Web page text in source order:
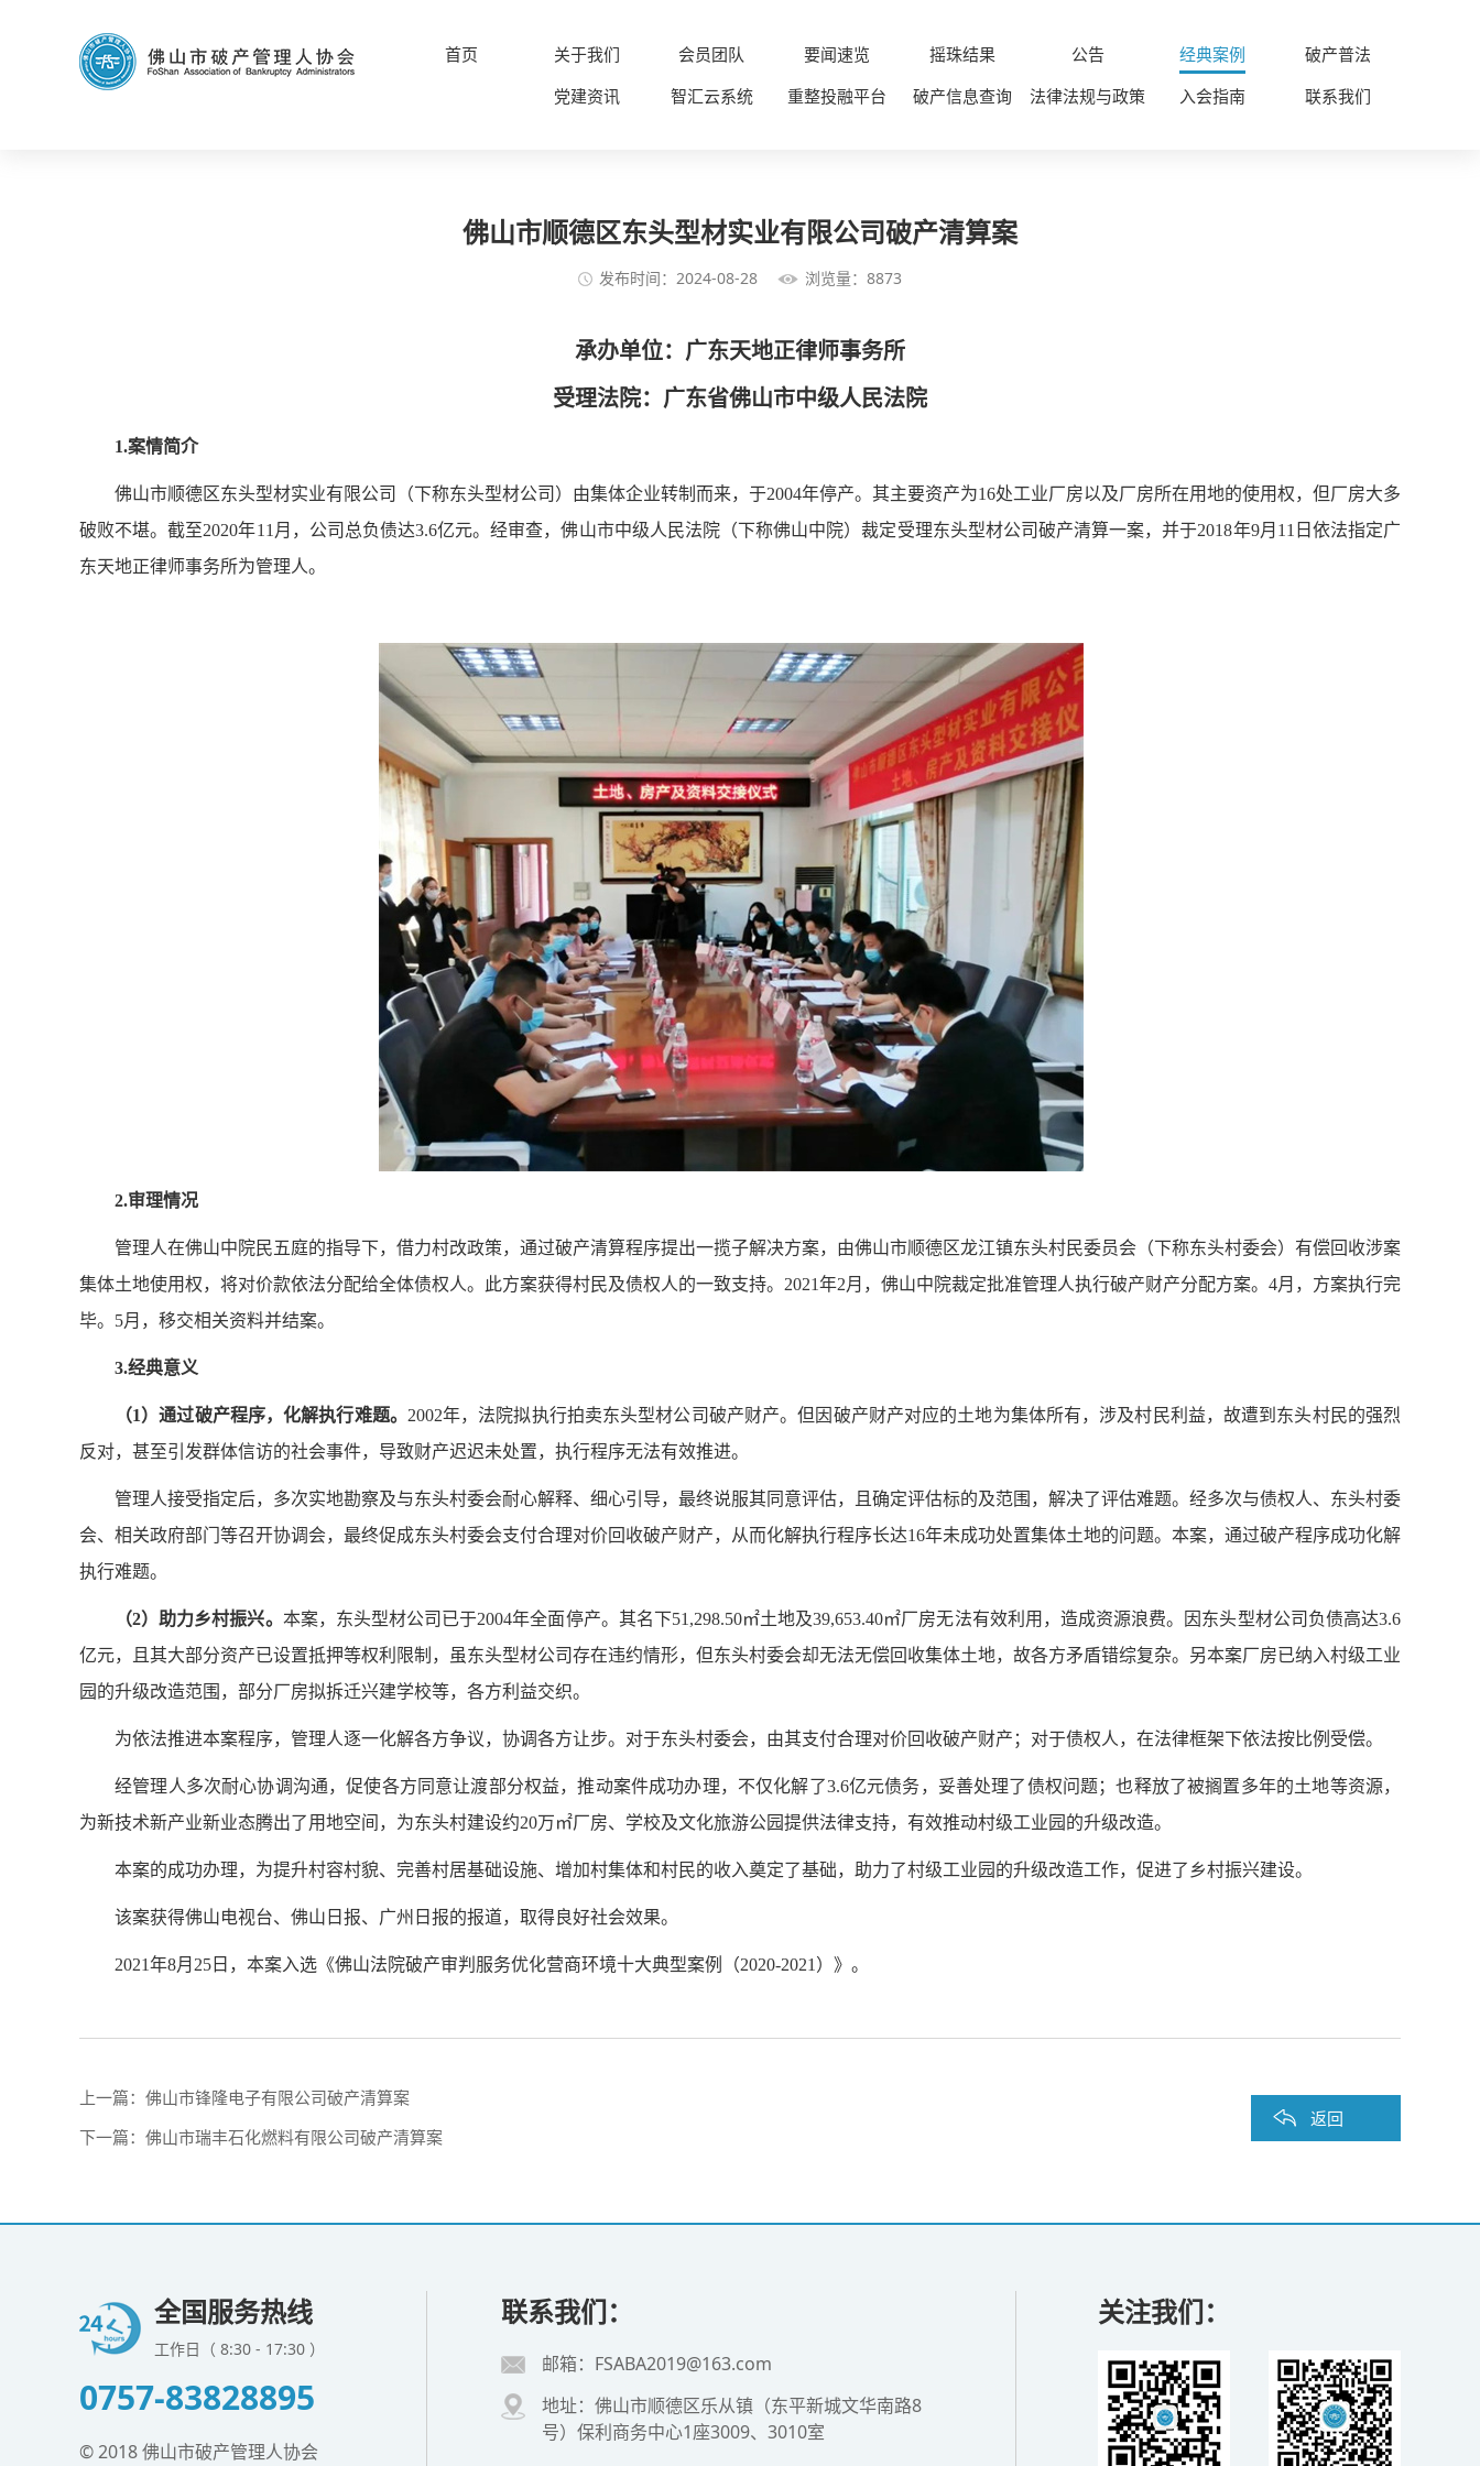
首页 关于我们 会员团队 要闻速览 摇珠结果 公告 经典案例
破产普法
党建资讯
智汇云系统 重整投融平台 破产信息查询 法律法规与政策 入会指南 联系我们
佛山市顺德区东头型材实业有限公司破产清算案
发布时间：2024-08-28 浏览量：8873
承办单位：广东天地正律师事务所
受理法院：广东省佛山市中级人民法院
1.案情简介
佛山市顺德区东头型材实业有限公司 （下称东头型材公司 ） 由集体企业转制而来，于2004年停产。其主要资产为16处工业厂房以及厂房所在用地的使用权，但厂房大多
破败不堪。截至2020年11月，公司总负债达3.6亿元。经审查，佛山市中级人民法院（下称佛山中院）裁定受理东头型材公司破产清算一案，并于2018年9月11日依法指定广
东天地正律师事务所为管理人。
2.审理情况
管理人在佛山中院民五庭的指导下，借力村改政策，通过破产清算程序提出一揽子解决方案，由佛山市顺德区龙江镇东头村民委员会 （下称东头村委会） 有偿回收涉案
集体土地使用权，将对价款依法分配给全体债权人。此方案获得村民及债权人的一致支持。 2021年2月，佛山中院裁定批准管理人执行破产财产分配方案。4月，方案执行完
毕。 5月，移交相关资料并结案。
3.经典意义
（1）通过破产程序，化解执行难题。 2002年，法院拟执行拍卖东头型材公司破产财产。但因破产财产对应的土地为集体所有，涉及村民利益，故遭到东头村民的强烈
反对，甚至引发群体信访的社会事件，导致财产迟迟未处置，执行程序无法有效推进。
管理人接受指定后，多次实地勘察及与东头村委会耐心解释、细心引导，最终说服其同意评估，且确定评估标的及范围，解决了评估难题。经多次与债权人、东头村委
会、相关政府部门等召开协调会，最终促成东头村委会支付合理对价回收破产财产，从而化解执行程序长达16年未成功处置集体土地的问题。本案，通过破产程序成功化解
执行难题。
（2）助力乡村振兴。 本案，东头型材公司已于2004年全面停产。其名下51,298.50㎡土地及39,653.40㎡厂房无法有效利用，造成资源浪费。因东头型材公司负债高达3.6
亿元，且其大部分资产已设置抵押等权利限制，虽东头型材公司存在违约情形，但东头村委会却无法无偿回收集体土地，故各方矛盾错综复杂。另本案厂房已纳入村级工业
园的升级改造范围，部分厂房拟拆迁兴建学校等，各方利益交织。
为依法推进本案程序， 管理人逐一化解各方争议，协调各方让步。对于东头村委会，由其支付合理对价回收破产财产；对于债权人，在法律框架下依法按比例受偿。
经管理人多次耐心协调沟通，促使各方同意让渡部分权益，推动案件成功办理，不仅化解了3.6亿元债务，妥善处理了债权问题；也释放了被搁置多年的土地等资源，
为新技术新产业新业态腾出了用地空间，为东头村建设约20万㎡厂房、学校及文化旅游公园提供法律支持，有效推动村级工业园的升级改造。
本案的成功办理，为提升村容村貌、完善村居基础设施、增加村集体和村民的收入奠定了基础，助力了村级工业园的升级改造工作，促进了乡村振兴建设。
该案获得佛山电视台、佛山日报、广州日报的报道，取得良好社会效果。
2021年8月25日，本案入选《佛山法院破产审判服务优化营商环境十大典型案例 （2020-2021 ）》。
上一篇： 佛山市锋隆电子有限公司破产清算案
下一篇： 佛山市瑞丰石化燃料有限公司破产清算案
返回
全国服务热线
工作日（ 8:30 - 17:30 ）
0757-83828895
© 2018 佛山市破产管理人协会
联系我们：
邮箱：FSABA2019@163.com
地址：佛山市顺德区乐从镇（东平新城文华南路8
号）保利商务中心1座3009、3010室
关注我们：